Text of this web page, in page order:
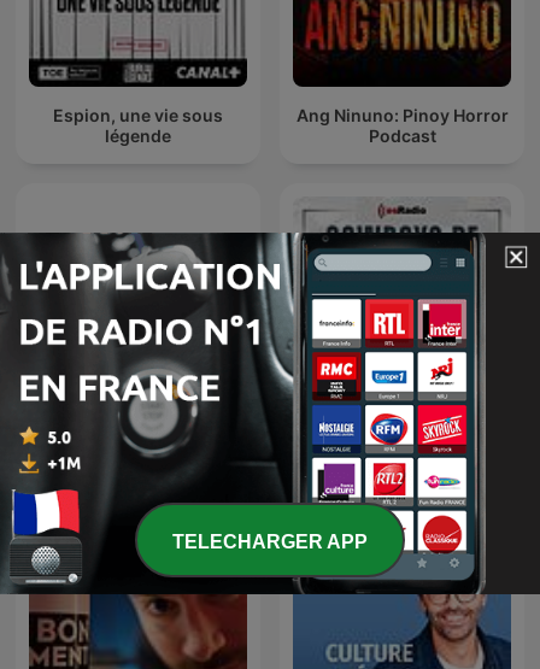
Espion, une vie sous
légende
Ang Ninuno: Pinoy Horror
Podcast
C'est plus que de la SF Cowboys de Medianoche
TELECHARGER APP